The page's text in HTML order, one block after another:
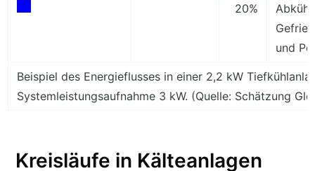
20%
und
Beispiel des Energieflusses in einer 2,2 kW
Systemleistungsaufnahme 3 kW. (Quelle: Schätzung
Kreisläufe in Kälteanlagen